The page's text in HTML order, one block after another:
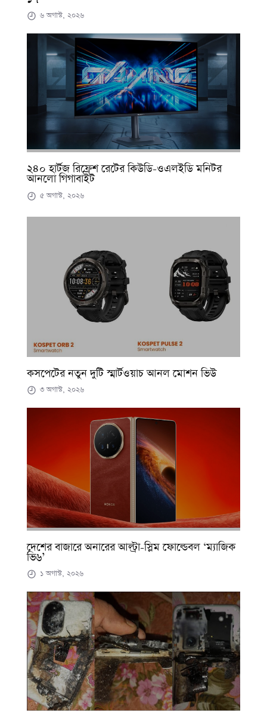
৬ অগাস্ট, ২০২৬
২৪০ হার্টজ রিফ্রেশ রেটের কিউডি-ওএলইডি মনিটর
আনলো গিগাবাইট
৫ অগাস্ট, ২০২৬
কসপেটের নতুন দুটি স্মার্টওয়াচ আনল মোশন ভিউ
৩ অগাস্ট, ২০২৬
দেশের বাজারে অনারের আল্ট্রা-স্লিম ফোল্ডেবল ‘ম্যাজিক
ভি৬’
১ অগাস্ট, ২০২৬